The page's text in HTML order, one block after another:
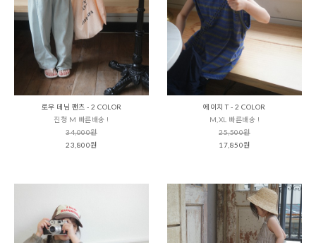
로우 데님 팬츠 - 2 COLOR
진청 M 빠른배송 !
34,000원
23,800원
에이치 T - 2 COLOR
M,XL 빠른배송 !
25,500원
17,850원